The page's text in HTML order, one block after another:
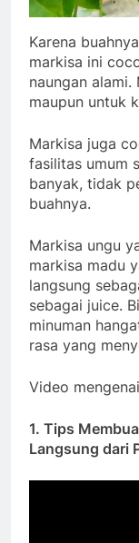
Karena
markisa ini
naungan
maupun untuk
Markisa juga
fasilitas umum
banyak, tidak
buahnya.
Markisa ungu
markisa madu
langsung
sebagai juice.
minuman
rasa yang
Video
1. Tips
Langsung dari